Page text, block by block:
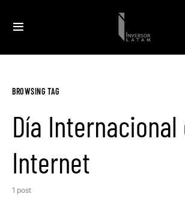
BROWSING TAG
Día Internacional
Internet
1 post